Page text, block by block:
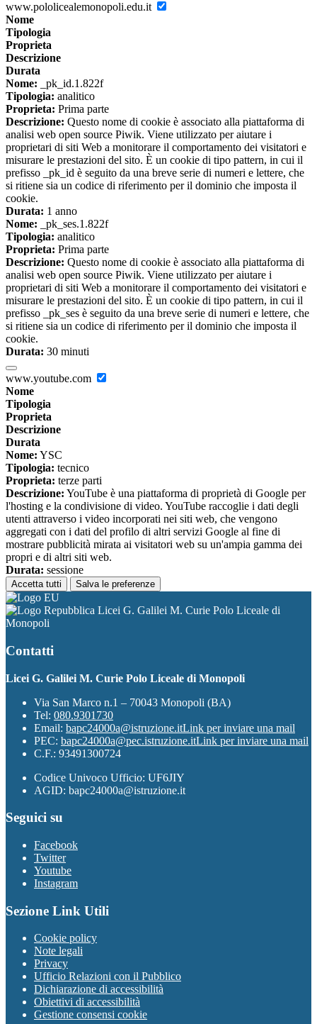
www.pololicealemonopoli.edu.it
Nome
Tipologia
Proprieta
Descrizione
Durata
Nome: _pk_id.1.822f
Tipologia: analitico
Proprieta: Prima parte
Descrizione: Questo nome di cookie è associato alla piattaforma di
analisi web open source Piwik. Viene utilizzato per aiutare i
proprietari di siti Web a monitorare il comportamento dei visitatori e
misurare le prestazioni del sito. È un cookie di tipo pattern, in cui il
prefisso _pk_id è seguito da una breve serie di numeri e lettere, che
si ritiene sia un codice di riferimento per il dominio che imposta il
cookie.
Durata: 1 anno
Nome: _pk_ses.1.822f
Tipologia: analitico
Proprieta: Prima parte
Descrizione: Questo nome di cookie è associato alla piattaforma di
analisi web open source Piwik. Viene utilizzato per aiutare i
proprietari di siti Web a monitorare il comportamento dei visitatori e
misurare le prestazioni del sito. È un cookie di tipo pattern, in cui il
prefisso _pk_ses è seguito da una breve serie di numeri e lettere, che
si ritiene sia un codice di riferimento per il dominio che imposta il
cookie.
Durata: 30 minuti
www.youtube.com
Nome
Tipologia
Proprieta
Descrizione
Durata
Nome: YSC
Tipologia: tecnico
Proprieta: terze parti
Descrizione: YouTube è una piattaforma di proprietà di Google per
l'hosting e la condivisione di video. YouTube raccoglie i dati degli
utenti attraverso i video incorporati nei siti web, che vengono
aggregati con i dati del profilo di altri servizi Google al fine di
mostrare pubblicità mirata ai visitatori web su un'ampia gamma dei
propri e di altri siti web.
Durata: sessione
Accetta tutti Salva le preferenze
Licei G. Galilei M. Curie Polo Liceale di
Monopoli
Contatti
Licei G. Galilei M. Curie Polo Liceale di Monopoli
Via San Marco n.1 – 70043 Monopoli (BA)
Tel: 080.9301730
Email: bapc24000a@istruzione.itLink per inviare una mail
PEC: bapc24000a@pec.istruzione.itLink per inviare una mail
C.F.: 93491300724
Codice Univoco Ufficio: UF6JIY
AGID: bapc24000a@istruzione.it
Seguici su
Facebook
Twitter
Youtube
Instagram
Sezione Link Utili
Cookie policy
Note legali
Privacy
Ufficio Relazioni con il Pubblico
Dichiarazione di accessibilità
Obiettivi di accessibilità
Gestione consensi cookie